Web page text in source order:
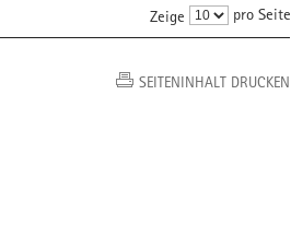
Zeige pro Seite
SEITENINHALT DRUCKEN